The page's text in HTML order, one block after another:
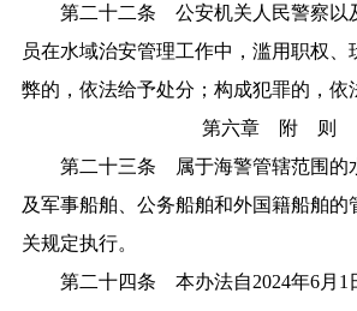
第二十二条 公安机关人民警察以
员在水域治安管理工作中，滥用职权、
弊的，依法给予处分；构成犯罪的，依
第六章 附 则
第二十三条 属于海警管辖范围的
及军事船舶、公务船舶和外国籍船舶的
关规定执行。
第二十四条 本办法自2024年6月1日